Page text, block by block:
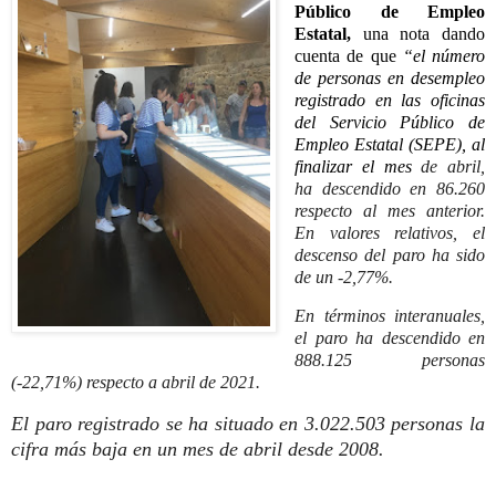
Público de Empleo
Estatal, una nota dando
cuenta de que“el número
de personas en desempleo
registrado en las oficinas
del Servicio Público de
Empleo Estatal (SEPE), al
finalizar el mesde abril,
ha descendido en 86.260
respecto al mes anterior.
En valores relativos, el
descenso del paro ha sido
de un -2,77%.
En términos interanuales,
el paro ha descendido en
888.125 personas
(-22,71%) respecto a abril de 2021.
El paro registrado se ha situado en 3.022.503 personas la
cifra más baja en un mes de abril desde 2008.